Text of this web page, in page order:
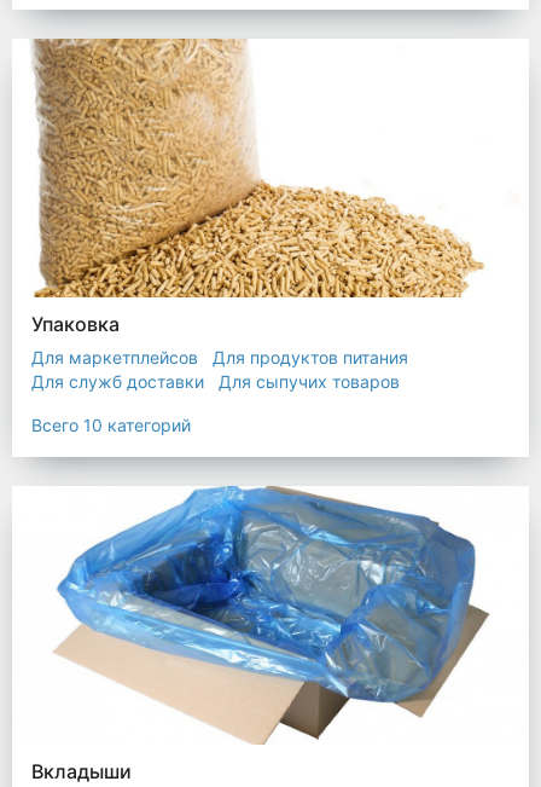
Упаковка
Для маркетплейсов
Для продуктов питания
Для служб доставки
Для сыпучих товаров
Промышленная упаковка
Прочая полиэтиленовая упаковка
Всего 10 категорий
Вкладыши